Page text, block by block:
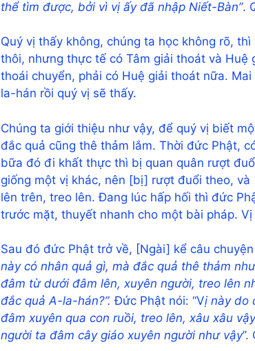
thể tìm được, bởi vì vị ấy đã nhập Niết-Bàn”.
Quý vị thấy không, chúng ta học không rõ,
thôi, nhưng thực tế có Tâm giải thoát và
thoái chuyển, phải có Huệ giải thoát nữa.
la-hán rồi quý vị sẽ thấy.
Chúng ta giới thiệu như vậy, để quý vị biết
đắc quả cũng thê thảm lắm. Thời đức Phật,
bữa đó đi khất thực thì bị quan quân rượt
giống một vị khác, nên [bị] rượt đuổi theo,
lên trên, treo lên. Đang lúc hấp hối thì đức
trước mặt, thuyết nhanh cho một bài pháp.
Sau đó đức Phật trở về, [Ngài] kể câu
này có nhân quả gì, mà đắc quả thê thảm
đâm từ dưới đâm lên, xuyên người, treo lên
đắc quả A-la-hán?”. Đức Phật nói: “Vị này do
đâm xuyên qua con ruồi, treo lên, xâu xâu
người ta đâm cây giáo xuyên người như vậy